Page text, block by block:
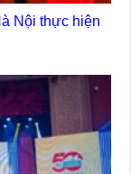
Nội thực hiện